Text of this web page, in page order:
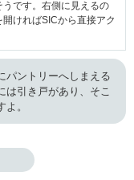
です。右側に見えるの
ければSICから直接アク
パントリーへしまえる
は引き戸があり、そこ
。